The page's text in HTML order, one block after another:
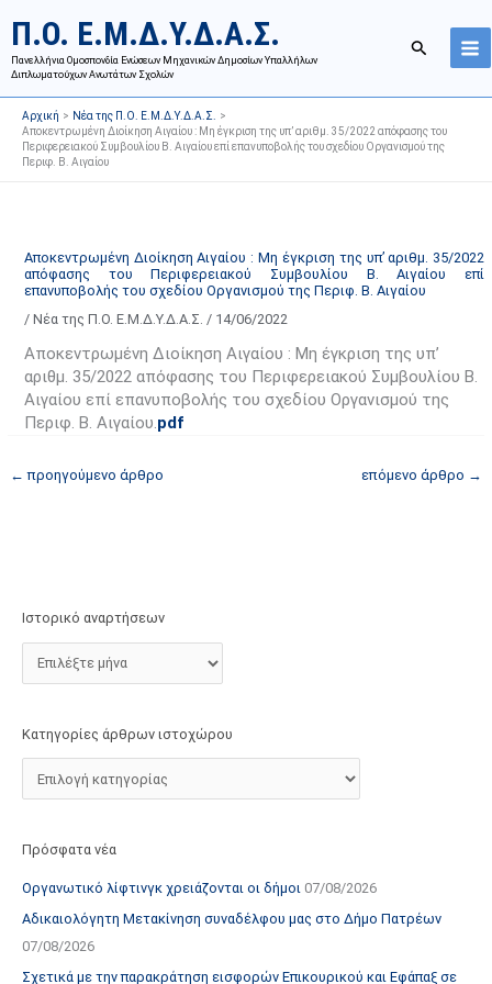
περιεχόμενο
Π.Ο. Ε.Μ.Δ.Υ.Δ.Α.Σ.
Πανελλήνια Ομοσπονδία Ενώσεων Μηχανικών Δημοσίων Υπαλλήλων
Διπλωματούχων Ανωτάτων Σχολών
Αναζήτηση
Αρχική
Νέα της Π.Ο. Ε.Μ.Δ.Υ.Δ.Α.Σ.
Αποκεντρωμένη Διοίκηση Αιγαίου : Μη έγκριση της υπ’ αριθμ. 35/2022 απόφασης του
Περιφερειακού Συμβουλίου Β. Αιγαίου επί επανυποβολής του σχεδίου Οργανισμού της
Περιφ. Β. Αιγαίου
Αποκεντρωμένη Διοίκηση Αιγαίου : Μη έγκριση της υπ’ αριθμ. 35/2022
απόφασης του Περιφερειακού Συμβουλίου Β. Αιγαίου επί
επανυποβολής του σχεδίου Οργανισμού της Περιφ. Β. Αιγαίου
/ Νέα της Π.Ο. Ε.Μ.Δ.Υ.Δ.Α.Σ. / 14/06/2022
Αποκεντρωμένη Διοίκηση Αιγαίου : Μη έγκριση της υπ’
αριθμ. 35/2022 απόφασης του Περιφερειακού Συμβουλίου Β.
Αιγαίου επί επανυποβολής του σχεδίου Οργανισμού της
Περιφ. Β. Αιγαίου.pdf
← προηγούμενο άρθρο επόμενο άρθρο →
Ιστορικό αναρτήσεων
τ
ο
ρ
ι
ν
α
ρ
ή
σ
ε
ν
Κατηγορίες άρθρων ιστοχώρου
τ
η
γ
ο
ς
ά
ρ
ρ
ω
ν
σ
ρ
ο
Πρόσφατα νέα
Οργανωτικό λίφτινγκ χρειάζονται οι δήμοι 07/08/2026
Αδικαιολόγητη Μετακίνηση συναδέλφου μας στο Δήμο Πατρέων
07/08/2026
Σχετικά με την παρακράτηση εισφορών Επικουρικού και Εφάπαξ σε